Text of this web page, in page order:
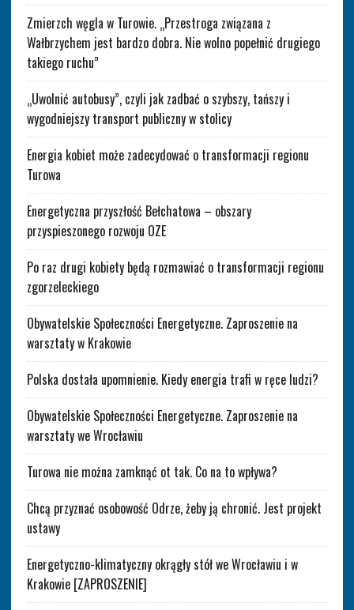
Zmierzch węgla w Turowie. „Przestroga związana z
Wałbrzychem jest bardzo dobra. Nie wolno popełnić drugiego
takiego ruchu”
„Uwolnić autobusy”, czyli jak zadbać o szybszy, tańszy i
wygodniejszy transport publiczny w stolicy
Energia kobiet może zadecydować o transformacji regionu
Turowa
Energetyczna przyszłość Bełchatowa – obszary
przyspieszonego rozwoju OZE
Po raz drugi kobiety będą rozmawiać o transformacji regionu
zgorzeleckiego
Obywatelskie Społeczności Energetyczne. Zaproszenie na
warsztaty w Krakowie
Polska dostała upomnienie. Kiedy energia trafi w ręce ludzi?
Obywatelskie Społeczności Energetyczne. Zaproszenie na
warsztaty we Wrocławiu
Turowa nie można zamknąć ot tak. Co na to wpływa?
Chcą przyznać osobowość Odrze, żeby ją chronić. Jest projekt
ustawy
Energetyczno-klimatyczny okrągły stół we Wrocławiu i w
Krakowie [ZAPROSZENIE]